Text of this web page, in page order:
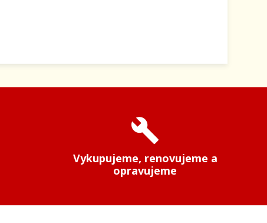
build
Vykupujeme, renovujeme a
opravujeme